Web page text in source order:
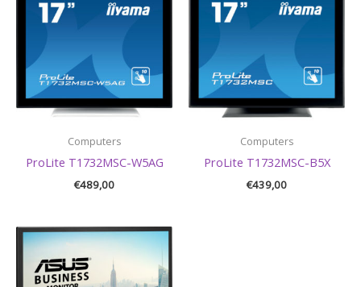
Computers
ProLite T1732MSC-W5AG
€489,00
Computers
ProLite T1732MSC-B5X
€439,00